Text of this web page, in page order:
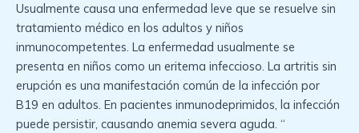
Usualmente causa una enfermedad leve que se resuelve sin
tratamiento médico en los adultos y niños
inmunocompetentes. La enfermedad usualmente se
presenta en niños como un eritema infeccioso. La artritis sin
erupción es una manifestación común de la infección por
B19 en adultos. En pacientes inmunodeprimidos, la infección
puede persistir, causando anemia severa aguda. “